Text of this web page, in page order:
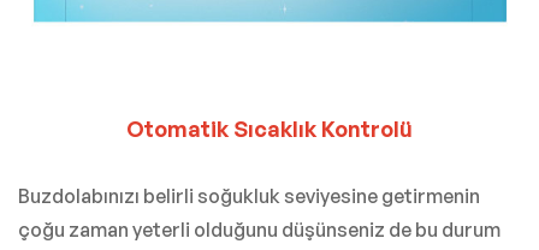
Otomatik Sıcaklık Kontrolü
Buzdolabınızı belirli soğukluk seviyesine getirmenin
çoğu zaman yeterli olduğunu düşünseniz de bu durum